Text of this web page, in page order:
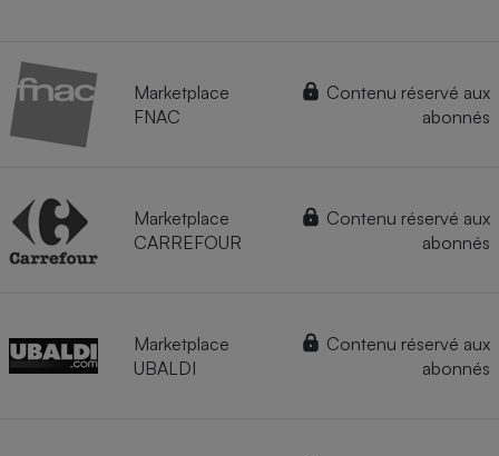
Marketplace
FNAC
Contenu réservé aux
abonnés
Marketplace
CARREFOUR
Contenu réservé aux
abonnés
Marketplace
UBALDI
Contenu réservé aux
abonnés